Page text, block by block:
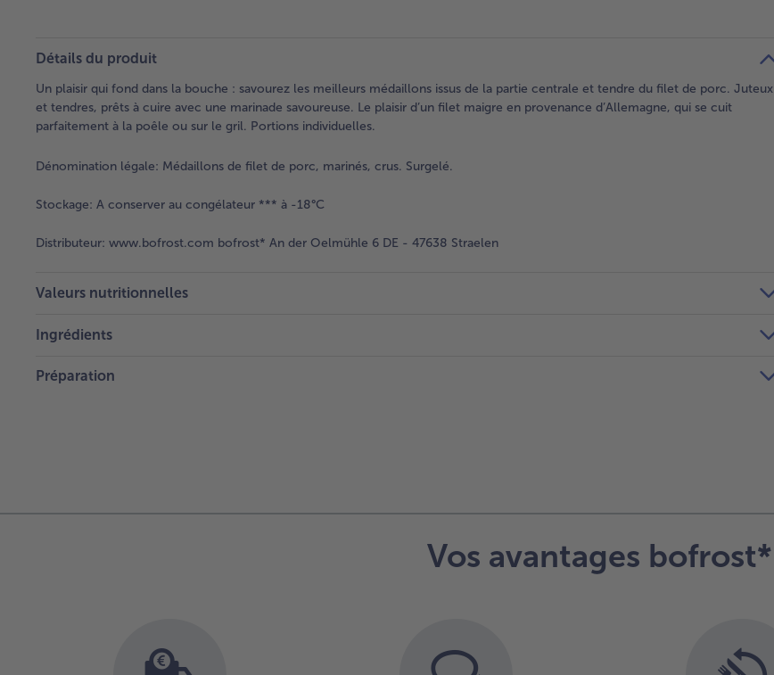
Détails du produit
Un plaisir qui fond dans la bouche : savourez les meilleurs médaillons issus de la partie centrale et tendre du filet de porc. Juteux
et tendres, prêts à cuire avec une marinade savoureuse. Le plaisir d’un filet maigre en provenance d’Allemagne, qui se cuit
parfaitement à la poêle ou sur le gril. Portions individuelles.
Dénomination légale: Médaillons de filet de porc, marinés, crus. Surgelé.
Stockage: A conserver au congélateur *** à -18°C
Distributeur: www.bofrost.com bofrost* An der Oelmühle 6 DE - 47638 Straelen
Valeurs nutritionnelles
Ingrédients
Préparation
Vos avantages bofrost*